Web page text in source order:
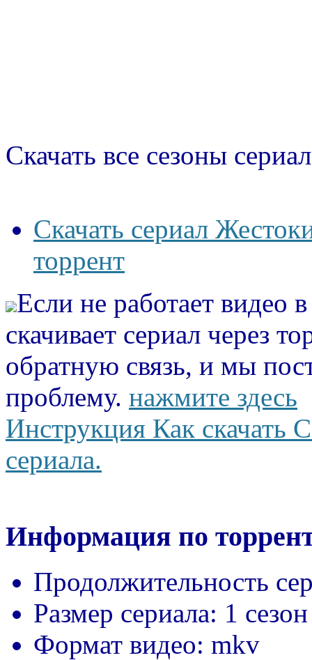
Скачать все сезоны
Скачать сериал
торрент
Если не работает видео
скачивает сериал через
обратную связь, и мы
проблему. нажмите здесь
Инструкция Как скачать
сериала.
Информация по
Продолжительность
Размер сериала: 1
Формат видео: mkv